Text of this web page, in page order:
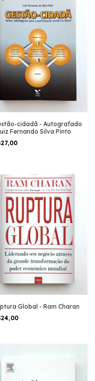
cidadã - Autografado
Fernando Silva Pinto
Global - Ram Charan